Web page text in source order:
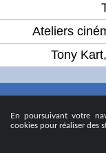
En poursuivant votre
cookies pour réaliser des
Ateliers
Tony